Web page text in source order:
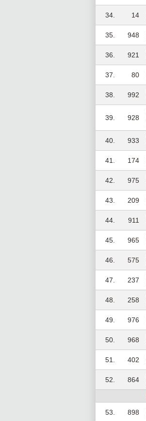
34. 14
35. 948
36. 921
37. 80
38. 992
39. 928
40. 933
41. 174
42. 975
43. 209
44. 911
45. 965
46. 575
47. 237
48. 258
49. 976
50. 968
51. 402
52. 864
53. 898